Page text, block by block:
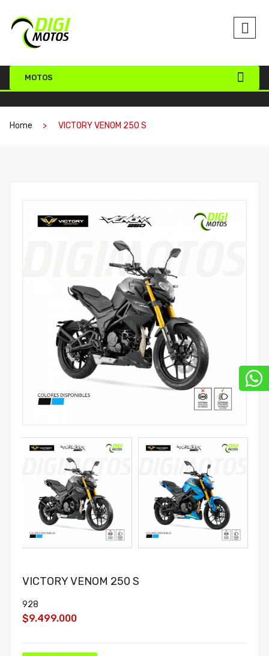
MOTOS
Home VICTORY VENOM 250 S
VICTORY VENOM 250 S
928
$9.499.000